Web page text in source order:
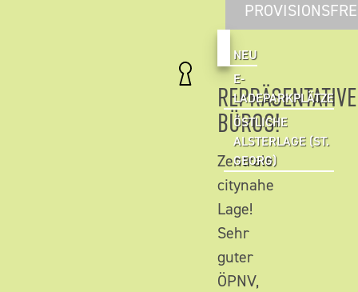
NEU
E-
LADEPARKPLÄTZE
ÖSTLICHE
ALSTERLAGE (ST.
GEORG)
REPRÄSENTATIVE
BÜROS!
Zentrale
citynahe
Lage!
Sehr
guter
ÖPNV,